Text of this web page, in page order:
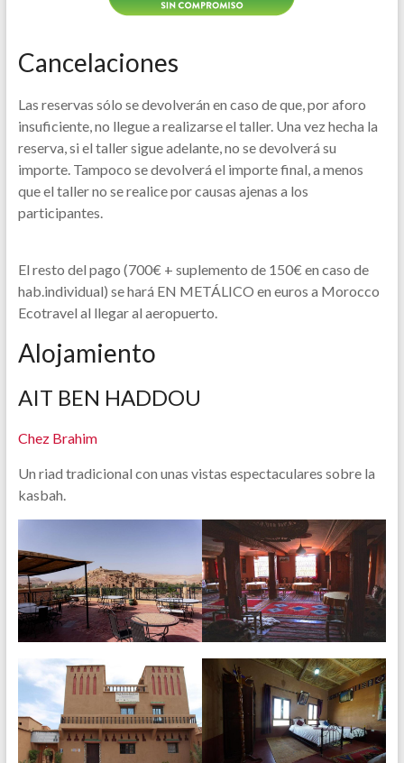
Cancelaciones
Las reservas sólo se devolverán en caso de que, por aforo
insuficiente, no llegue a realizarse el taller. Una vez hecha la
reserva, si el taller sigue adelante, no se devolverá su
importe. Tampoco se devolverá el importe final, a menos
que el taller no se realice por causas ajenas a los
participantes.
El resto del pago (700€ + suplemento de 150€ en caso de
hab.individual) se hará EN METÁLICO en euros a Morocco
Ecotravel al llegar al aeropuerto.
Alojamiento
AIT BEN HADDOU
Chez Brahim
Un riad tradicional con unas vistas espectaculares sobre la
kasbah.